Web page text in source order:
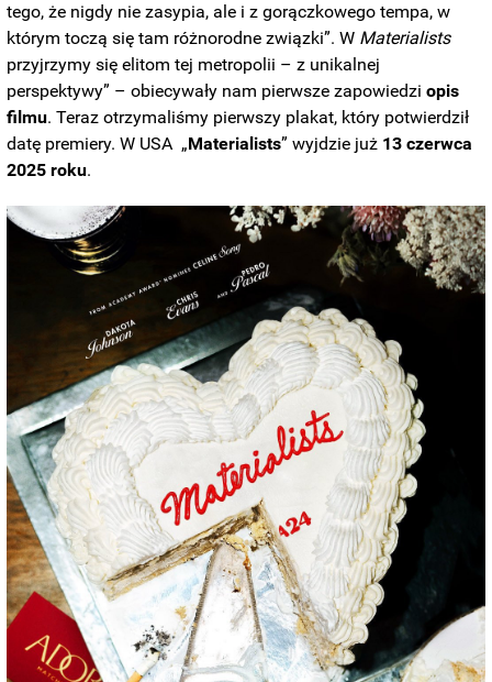
tego, że nigdy nie zasypia, ale i z gorączkowego tempa, w
którym toczą się tam różnorodne związki”. W Materialists
przyjrzymy się elitom tej metropolii – z unikalnej
perspektywy” – obiecywały nam pierwsze zapowiedzi opis
filmu. Teraz otrzymaliśmy pierwszy plakat, który potwierdził
datę premiery. W USA „Materialists” wyjdzie już 13 czerwca
2025 roku.